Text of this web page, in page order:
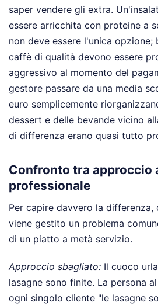
saper vendere gli extra.
essere arricchita con proteine a
non deve essere l'unica opzione;
caffè di qualità devono essere
aggressivo al momento del
gestore passare da una media
euro semplicemente
dessert e delle bevande vicino
di differenza erano quasi tutto
Confronto tra approccio
professionale
Per capire davvero la differenza,
viene gestito un problema
di un piatto a metà servizio.
Approccio sbagliato: Il cuoco
lasagne sono finite. La persona
ogni singolo cliente "le lasagne